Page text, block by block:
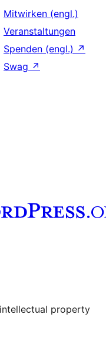
Mitwirken (engl.)
Veranstaltungen
Spenden (engl.) ↗
Swag ↗
besuchen
property